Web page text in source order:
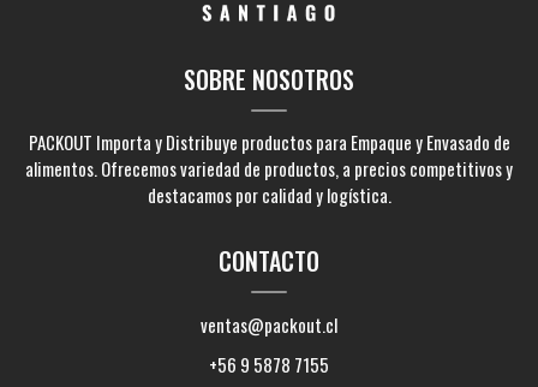
SOBRE NOSOTROS
PACKOUT Importa y Distribuye productos para Empaque y Envasado de
alimentos. Ofrecemos variedad de productos, a precios competitivos y
destacamos por calidad y logística.
CONTACTO
ventas@packout.cl
+56 9 5878 7155